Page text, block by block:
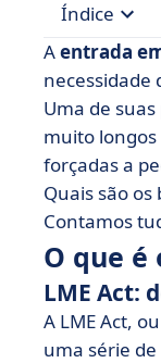
Índice
• O que é
• LME
Aentrada
necessidade
Uma de
muito longos
forçadas a
Quais são os
Contamos
O que é
LME Act:
A LME Act,
uma série